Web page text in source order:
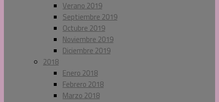
Verano 2019
Septiembre 2019
Octubre 2019
Noviembre 2019
Diciembre 2019
2018
Enero 2018
Febrero 2018
Marzo 2018